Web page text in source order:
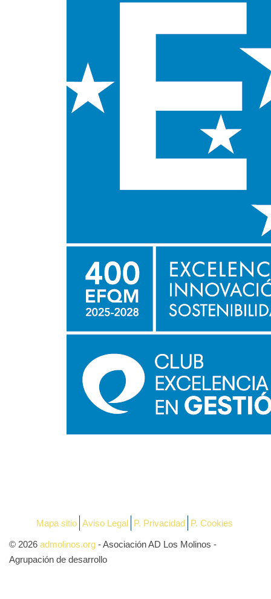
Mapa sitio Aviso Legal P. Privacidad P. Cookies
© 2026 admolinos.org - Asociación AD Los Molinos -
Agrupación de desarrollo